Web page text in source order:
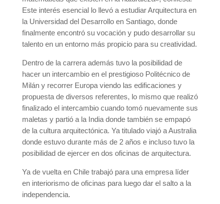
Este interés esencial lo llevó a estudiar Arquitectura en
la Universidad del Desarrollo en Santiago, donde
finalmente encontró su vocación y pudo desarrollar su
talento en un entorno más propicio para su creatividad.
Dentro de la carrera además tuvo la posibilidad de
hacer un intercambio en el prestigioso Politécnico de
Milán y recorrer Europa viendo las edificaciones y
propuesta de diversos referentes, lo mismo que realizó
finalizado el intercambio cuando tomó nuevamente sus
maletas y partió a la India donde también se empapó
de la cultura arquitectónica. Ya titulado viajó a Australia
donde estuvo durante más de 2 años e incluso tuvo la
posibilidad de ejercer en dos oficinas de arquitectura.
Ya de vuelta en Chile trabajó para una empresa líder
en interiorismo de oficinas para luego dar el salto a la
independencia.